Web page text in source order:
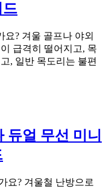
드
? 겨울 골프나 야외
급격히 떨어지고, 목
, 일반 목도리는 불편
듀얼 무선 미니
요? 겨울철 난방으로